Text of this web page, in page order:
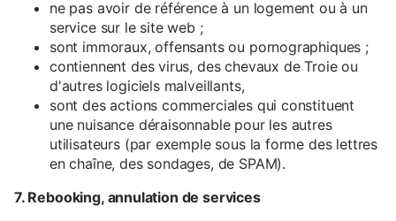
ne pas avoir de référence à un logement ou à un
service sur le site web ;
sont immoraux, offensants ou pornographiques ;
contiennent des virus, des chevaux de Troie ou
d'autres logiciels malveillants,
sont des actions commerciales qui constituent
une nuisance déraisonnable pour les autres
utilisateurs (par exemple sous la forme des lettres
en chaîne, des sondages, de SPAM).
7. Rebooking, annulation de services